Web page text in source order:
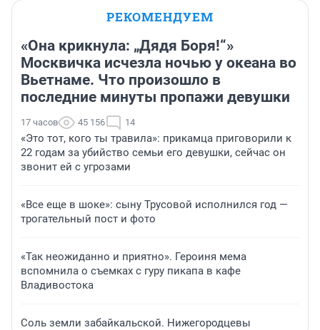
РЕКОМЕНДУЕМ
«Она крикнула: „Дядя Боря!“»
Москвичка исчезла ночью у океана во
Вьетнаме. Что произошло в
последние минуты пропажи девушки
17 часов 45 156 14
«Это тот, кого ты травила»: прикамца приговорили к
22 годам за убийство семьи его девушки, сейчас он
звонит ей с угрозами
«Все еще в шоке»: сыну Трусовой исполнился год —
трогательный пост и фото
«Так неожиданно и приятно». Героиня мема
вспомнила о съемках с гуру пикапа в кафе
Владивостока
Соль земли забайкальской. Нижегородцевы